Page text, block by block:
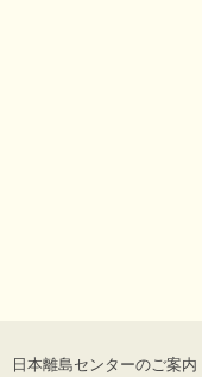
日本離島センターのご案内